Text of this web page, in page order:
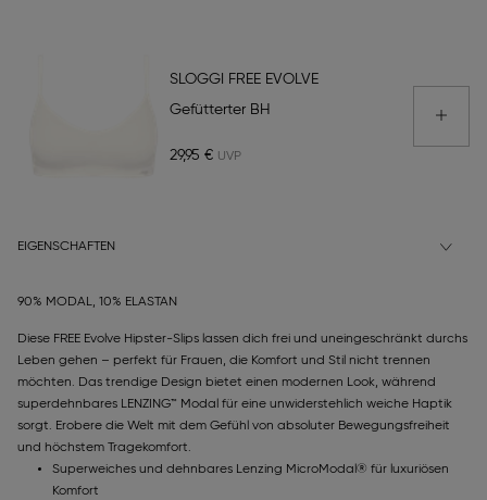
SLOGGI FREE EVOLVE
Gefütterter BH
29,95 €
EIGENSCHAFTEN
90% MODAL, 10% ELASTAN
Diese FREE Evolve Hipster-Slips lassen dich frei und uneingeschränkt durchs
Leben gehen – perfekt für Frauen, die Komfort und Stil nicht trennen
möchten. Das trendige Design bietet einen modernen Look, während
superdehnbares LENZING™ Modal für eine unwiderstehlich weiche Haptik
sorgt. Erobere die Welt mit dem Gefühl von absoluter Bewegungsfreiheit
und höchstem Tragekomfort.
Superweiches und dehnbares Lenzing MicroModal® für luxuriösen
Komfort